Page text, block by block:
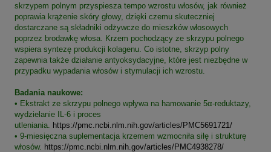
skrzypem polnym przyspiesza tempo wzrostu włosów, jak również
poprawia krążenie skóry głowy, dzięki czemu skuteczniej
dostarczane są składniki odżywcze do mieszków włosowych
poprzez brodawkę włosa. Krzem pochodzący ze skrzypu polnego
wspiera syntezę produkcji kolagenu. Co istotne, skrzyp polny
zapewnia także działanie antyoksydacyjne, które jest niezbędne w
przypadku wypadania włosów i stymulacji ich wzrostu.
Badania naukowe:
• Ekstrakt ze skrzypu polnego wpływa na hamowanie 5α-reduktazy,
wydzielanie IL-6 i proces
utleniania.
https://pmc.ncbi.nlm.nih.gov/articles/PMC5691721/
• 9-miesięczna suplementacja krzemem wzmocniła siłę i strukturę
włosów. https://pmc.ncbi.nlm.nih.gov/articles/PMC4938278/